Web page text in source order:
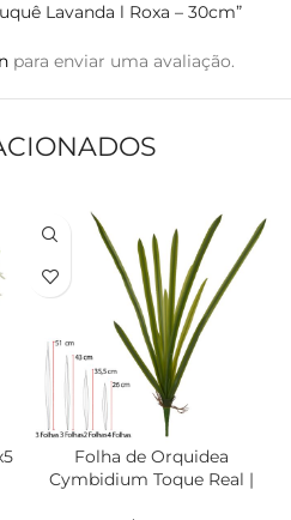
Lavanda l Roxa – 30cm”
para enviar uma avaliação.
Folha de Orquidea
Cymbidium Toque Real |